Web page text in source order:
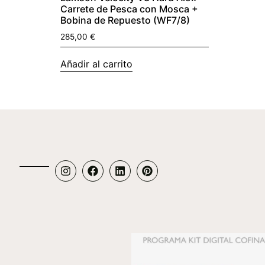
Carrete de Pesca con Mosca +
Bobina de Repuesto (WF7/8)
285,00 €
Añadir al carrito